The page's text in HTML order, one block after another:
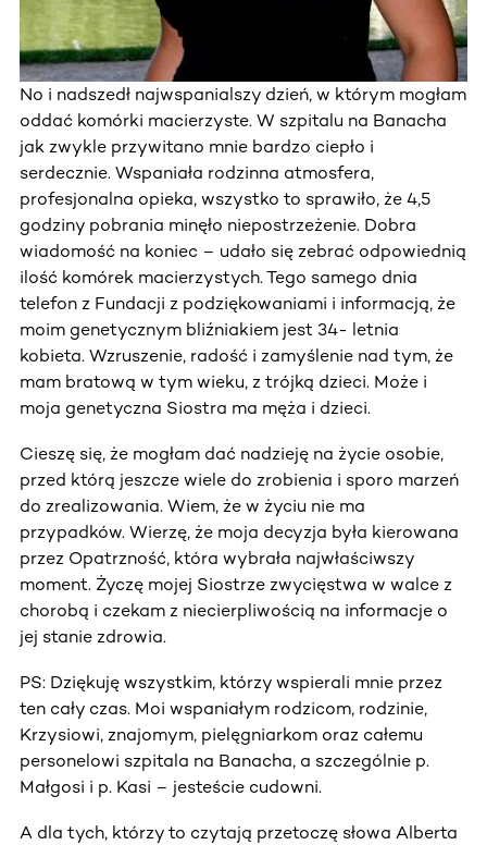
No i nadszedł najwspanialszy dzień, w którym mogłam
oddać komórki macierzyste. W szpitalu na Banacha
jak zwykle przywitano mnie bardzo ciepło i
serdecznie. Wspaniała rodzinna atmosfera,
profesjonalna opieka, wszystko to sprawiło, że 4,5
godziny pobrania minęło niepostrzeżenie. Dobra
wiadomość na koniec – udało się zebrać odpowiednią
ilość komórek macierzystych. Tego samego dnia
telefon z Fundacji z podziękowaniami i informacją, że
moim genetycznym bliźniakiem jest 34- letnia
kobieta. Wzruszenie, radość i zamyślenie nad tym, że
mam bratową w tym wieku, z trójką dzieci. Może i
moja genetyczna Siostra ma męża i dzieci.
Cieszę się, że mogłam dać nadzieję na życie osobie,
przed którą jeszcze wiele do zrobienia i sporo marzeń
do zrealizowania. Wiem, że w życiu nie ma
przypadków. Wierzę, że moja decyzja była kierowana
przez Opatrzność, która wybrała najwłaściwszy
moment. Życzę mojej Siostrze zwycięstwa w walce z
chorobą i czekam z niecierpliwością na informacje o
jej stanie zdrowia.
PS: Dziękuję wszystkim, którzy wspierali mnie przez
ten cały czas. Moi wspaniałym rodzicom, rodzinie,
Krzysiowi, znajomym, pielęgniarkom oraz całemu
personelowi szpitala na Banacha, a szczególnie p.
Małgosi i p. Kasi – jesteście cudowni.
A dla tych, którzy to czytają przetoczę słowa Alberta